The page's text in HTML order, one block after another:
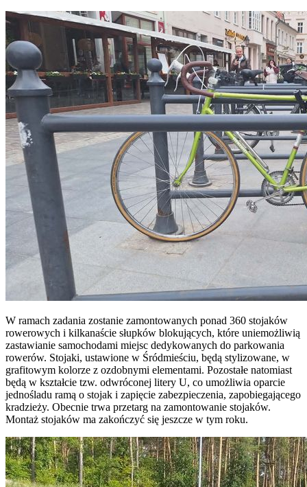
W ramach zadania zostanie zamontowanych ponad 360 stojaków
rowerowych i kilkanaście słupków blokujących, które uniemożliwią
zastawianie samochodami miejsc dedykowanych do parkowania
rowerów. Stojaki, ustawione w Śródmieściu, będą stylizowane, w
grafitowym kolorze z ozdobnymi elementami. Pozostałe natomiast
będą w kształcie tzw. odwróconej litery U, co umożliwia oparcie
jednośladu ramą o stojak i zapięcie zabezpieczenia, zapobiegającego
kradzieży. Obecnie trwa przetarg na zamontowanie stojaków.
Montaż stojaków ma zakończyć się jeszcze w tym roku.